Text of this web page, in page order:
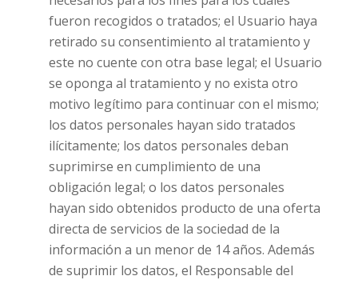
fueron recogidos o tratados; el Usuario haya
retirado su consentimiento al tratamiento y
este no cuente con otra base legal; el Usuario
se oponga al tratamiento y no exista otro
motivo legítimo para continuar con el mismo;
los datos personales hayan sido tratados
ilícitamente; los datos personales deban
suprimirse en cumplimiento de una
obligación legal; o los datos personales
hayan sido obtenidos producto de una oferta
directa de servicios de la sociedad de la
información a un menor de 14 años. Además
de suprimir los datos, el Responsable del